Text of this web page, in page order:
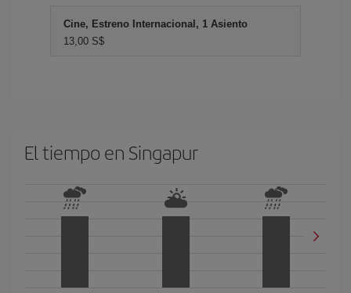
Cine, Estreno Internacional, 1 Asiento
13,00 S$
El tiempo en Singapur